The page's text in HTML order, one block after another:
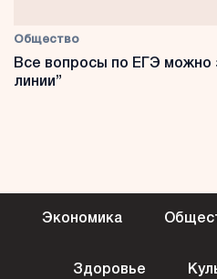
Общество
Все вопросы по ЕГЭ можно
линии”
Экономика
Здоровье